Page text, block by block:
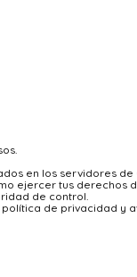
en los servidores
ejercer tus
de control.
de privacidad y